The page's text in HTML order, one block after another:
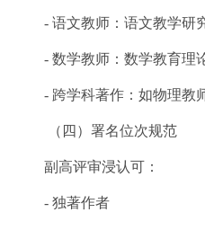
- 语文教师：语文教学研
- 数学教师：数学教育理
- 跨学科著作：如物理教
（四）署名位次规范
副高评审浸认可：
- 独著作者